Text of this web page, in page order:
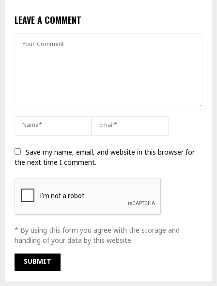
LEAVE A COMMENT
Save my name, email, and website in this browser for
the next time I comment.
* By using this form you agree with the storage and
handling of your data by this website.